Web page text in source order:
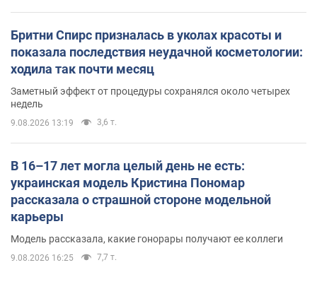
Бритни Спирс призналась в уколах красоты и
показала последствия неудачной косметологии:
ходила так почти месяц
Заметный эффект от процедуры сохранялся около четырех
недель
9.08.2026 13:19 3,6 т.
В 16–17 лет могла целый день не есть:
украинская модель Кристина Пономар
рассказала о страшной стороне модельной
карьеры
Модель рассказала, какие гонорары получают ее коллеги
9.08.2026 16:25 7,7 т.